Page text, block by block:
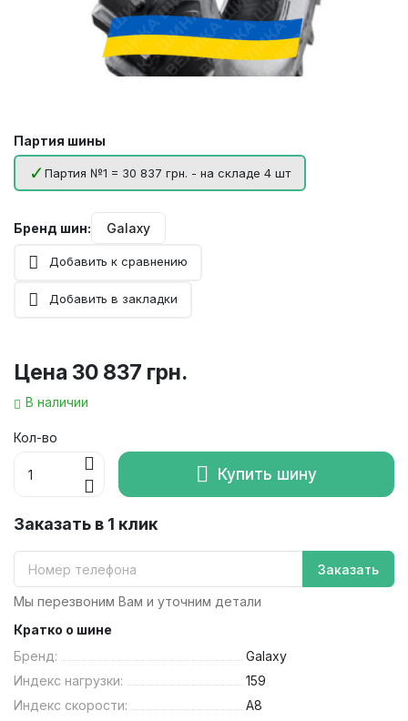
Партия шины
Партия №1 = 30 837 грн. - на складе 4 шт
Бренд шин: Galaxy
Добавить к сравнению
Добавить в закладки
Цена 30 837 грн.
В наличии
Кол-во
Купить шину
Заказать в 1 клик
Заказать
Мы перезвоним Вам и уточним детали
Кратко о шине
Бренд:
Galaxy
Индекс нагрузки:
159
Индекс скорости:
A8